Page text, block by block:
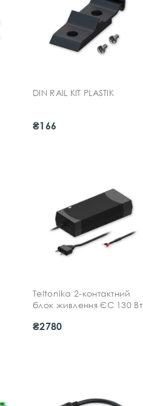
DIN RAIL KIT PLASTIK
₴166
Teltonika 2-контактний
блок живлення ЄС 130 Вт
₴2780